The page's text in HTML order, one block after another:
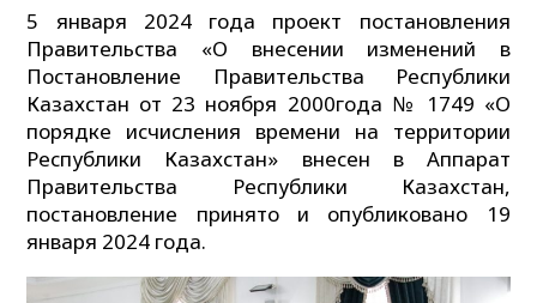
5 января 2024 года проект постановления
Правительства «О внесении изменений в
Постановление Правительства Республики
Казахстан от 23 ноября 2000года № 1749 «О
порядке исчисления времени на территории
Республики Казахстан» внесен в Аппарат
Правительства Республики Казахстан,
постановление принято и опубликовано 19
января 2024 года.